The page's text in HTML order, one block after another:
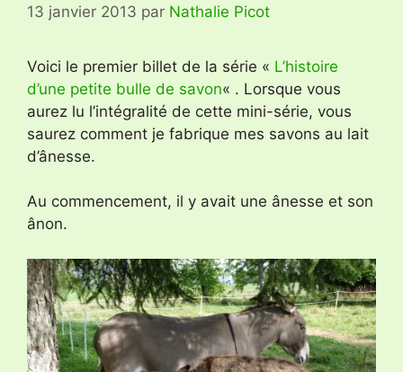
13 janvier 2013 par Nathalie Picot
Voici le premier billet de la série « L’histoire
d’une petite bulle de savon« . Lorsque vous
aurez lu l’intégralité de cette mini-série, vous
saurez comment je fabrique mes savons au lait
d’ânesse.
Au commencement, il y avait une ânesse et son
ânon.